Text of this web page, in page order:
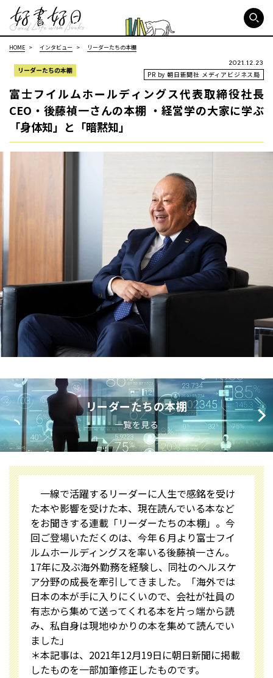
HOME インタビュー リーダーたちの本棚
リーダーたちの本棚 PR by 朝日新聞社 メディアビジネス局
2021.12.23
富士フイルムホールディングス代表取締役社長
CEO・後藤禎一さんの本棚 ・経営学の大家に学ぶ
「身体知」と「暗黙知」
リーダーたちの本棚
一覧を見る
一線で活躍するリーダーに人生で感銘を受け
た本や影響を受けた本、現在読んでいる本など
をお聞きする連載「リーダーたちの本棚」。今
回ご登場いただくのは、今年６月より富士フイ
ルムホールディングスを率いる後藤禎一さん。
17年に及ぶ海外勤務を経験し、同社のヘルスケ
ア分野の成長を牽引してきました。「海外では
日本の本が手に入りにくいので、会社が社員の
有志から集めて送ってくれる本を片っ端から読
み、私自身は現地ゆかりの本を集めて読んでい
ました」
＊本記事は、2021年12月19日に朝日新聞に掲載
したものを一部加筆修正したものです。